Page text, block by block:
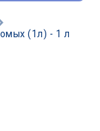
(1л) - 1 л